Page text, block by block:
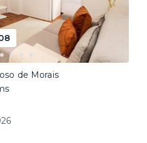
de Morais